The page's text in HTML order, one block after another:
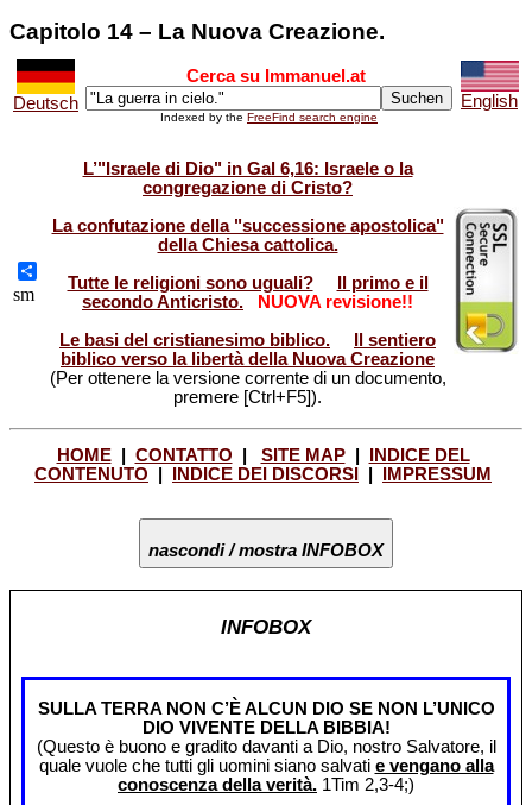
Capitolo 14 – La Nuova Creazione.
Deutsch
Cerca su Immanuel.at
Indexed by the FreeFind search engine
English
Share
sm
L’"Israele di Dio" in Gal 6,16: Israele o la
congregazione di Cristo?
La confutazione della "successione apostolica"
della Chiesa cattolica.
Tutte le religioni sono uguali?
Il primo e il
secondo Anticristo.
NUOVA revisione!!
Le basi del cristianesimo biblico.
Il sentiero
biblico verso la libertà della Nuova Creazione
(Per ottenere la versione corrente di un documento,
premere [Ctrl+F5]).
HOME| CONTATTO SITE MAP|
INDICE DEL
CONTENUTO
INDICE DEI DISCORSI IMPRESSUM
nascondi / mostra INFOBOX
INFOBOX
SULLA TERRA NON C’È ALCUN DIO SE NON L’UNICO
DIO VIVENTE DELLA BIBBIA!
(Questo è buono e gradito davanti a Dio, nostro Salvatore, il
quale vuole che tutti gli uomini siano salvati e vengano alla
conoscenza della verità. 1Tim 2,3-4;)